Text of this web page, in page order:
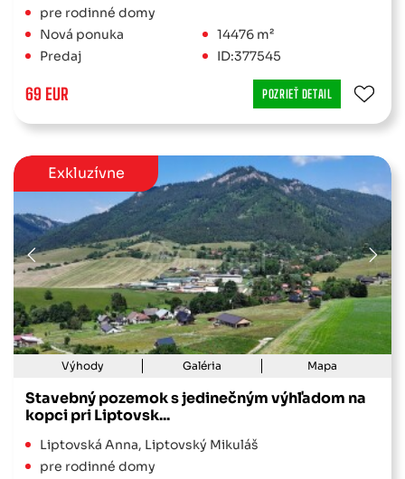
pre rodinné domy
Nová ponuka
14476 m²
Predaj
ID:377545
69 EUR POZRIEŤ DETAIL
Exkluzívne
Výhody Galéria Mapa
Stavebný pozemok s jedinečným výhľadom na
kopci pri Liptovsk...
Liptovská Anna, Liptovský Mikuláš
pre rodinné domy